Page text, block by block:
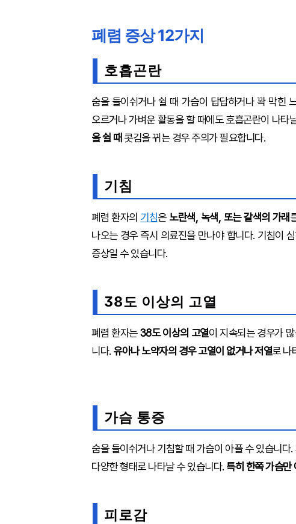
폐렴 증상 12가지
호흡곤란
숨을 들이쉬거나 쉴 때 가슴이 답답하거나 꽉 막힌
오르거나 가벼운 활동을 할 때에도 호흡곤란이 나타
을 쉴 때콧김을 뀌는 경우 주의가 필요합니다.
기침
폐렴 환자의 기침은 노란색, 녹색, 또는 갈색의 가래
나오는 경우 즉시 의료진을 만나야 합니다. 기침이
증상일 수 있습니다.
38도 이상의 고열
폐렴 환자는38도 이상의 고열이 지속되는 경우가
니다. 유아나 노약자의 경우 고열이 없거나 저열로 나
가슴 통증
숨을 들이쉬거나 기침할 때 가슴이 아플 수 있습니다.
다양한 형태로 나타날 수 있습니다. 특히 한쪽 가슴만
피로감